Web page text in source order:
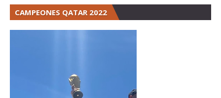
CAMPEONES QATAR 2022